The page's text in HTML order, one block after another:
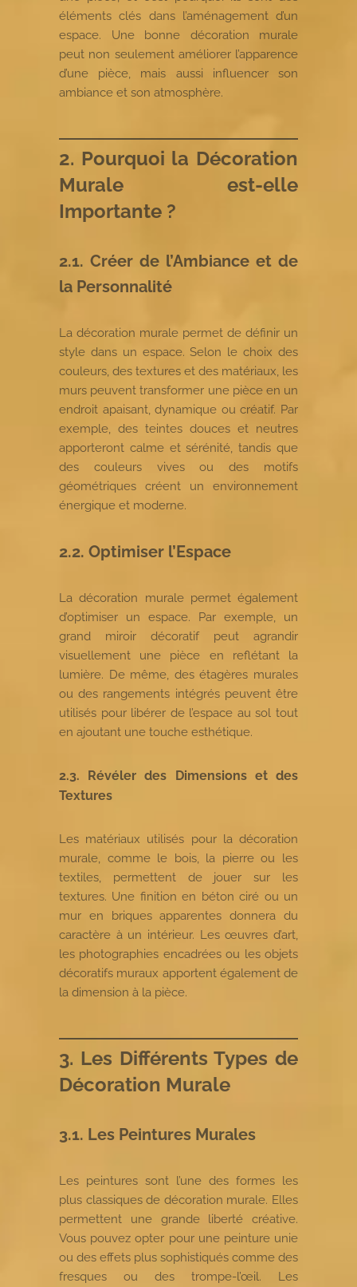
éléments clés dans l’aménagement d’un
espace. Une bonne décoration murale
peut non seulement améliorer l’apparence
d’une pièce, mais aussi influencer son
ambiance et son atmosphère.
2. Pourquoi la Décoration
Murale est-elle
Importante ?
2.1. Créer de l’Ambiance et de
la Personnalité
La décoration murale permet de définir un
style dans un espace. Selon le choix des
couleurs, des textures et des matériaux, les
murs peuvent transformer une pièce en un
endroit apaisant, dynamique ou créatif. Par
exemple, des teintes douces et neutres
apporteront calme et sérénité, tandis que
des couleurs vives ou des motifs
géométriques créent un environnement
énergique et moderne.
2.2. Optimiser l’Espace
La décoration murale permet également
d’optimiser un espace. Par exemple, un
grand miroir décoratif peut agrandir
visuellement une pièce en reflétant la
lumière. De même, des étagères murales
ou des rangements intégrés peuvent être
utilisés pour libérer de l’espace au sol tout
en ajoutant une touche esthétique.
2.3. Révéler des Dimensions et des
Textures
Les matériaux utilisés pour la décoration
murale, comme le bois, la pierre ou les
textiles, permettent de jouer sur les
textures. Une finition en béton ciré ou un
mur en briques apparentes donnera du
caractère à un intérieur. Les œuvres d’art,
les photographies encadrées ou les objets
décoratifs muraux apportent également de
la dimension à la pièce.
3. Les Différents Types de
Décoration Murale
3.1. Les Peintures Murales
Les peintures sont l’une des formes les
plus classiques de décoration murale. Elles
permettent une grande liberté créative.
Vous pouvez opter pour une peinture unie
ou des effets plus sophistiqués comme des
fresques ou des trompe-l’œil. Les